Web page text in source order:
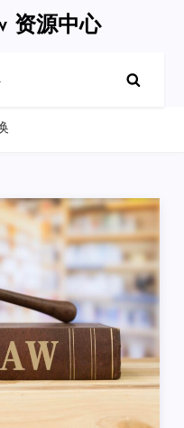
资源中心